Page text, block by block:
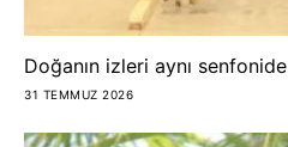
Doğanın izleri aynı senfonide
31 TEMMUZ 2026